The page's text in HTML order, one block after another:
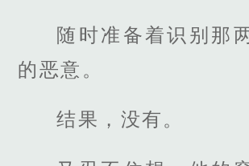
随时准备着识别那
的恶意。
结果，没有。